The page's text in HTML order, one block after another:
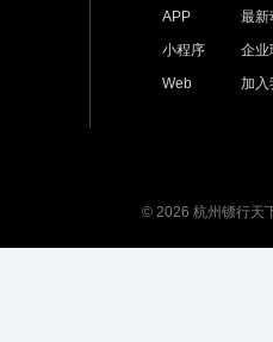
APP
小程序
Web
最新
企业
加入
© 2026 杭州镖行天